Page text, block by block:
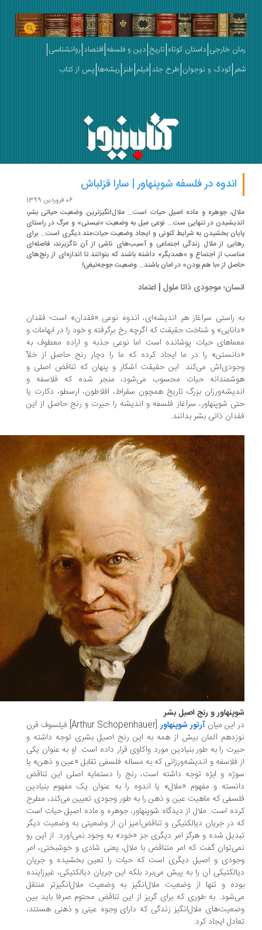
خارجی داستان کوتاه تاریخ دین و فلسفه اقتصاد روانشناسی
کودک و نوجوان طرح جلد فیلم طنز ریشه‌ها پس از کتاب
اندوه در فلسفه شوپنهاور | سارا قزلباش
جوهره و ماده اصیل حیات است... ملال‌انگیزترین وضعیت حیاتی بشر،
در تنهایی ست... نوعی میل به وضعیت «نیستی» و مرگ در راستای
بخشیدن به شرایط کنونی و ایجاد وضعیت حیات‌مند دیگری است... برای
از ملال زندگی اجتماعی و آسیب‌های ناشی از آن ناگزیرند، فاصله‌ای
از اجتماع و «همدیگر» داشته باشند که بتوانند تا اندازه‌ای از رنج‌های
از «با هم بودن» در امان باشند... وضعیت جوجه‌تیغی‌!
موجودی ذاتا ملول | اعتماد
راستی سرآغاز هر اندیشه‌ای، اندوه نوعی «فقدان» است؛ فقدان
و شناخت حقیقت که اگرچه رخ برگرفته و خود را در ابهامات و
حیات پوشانده است اما نوعی جذبه و اراده معطوف به
را در ما ایجاد کرده که ما را دچار رنج حاصل از خلأ
می‌کند. این حقیقت آشکار و پنهان که تناقض اصلی و
حیات محسوب می‌شود، منجر شده که فلاسفه و
بزرگ تاریخ همچون سقراط، افلاطون، ارسطو، دکارت یا
شوپنهاور، سرآغاز فلسفه و اندیشه را حیرت و رنج حاصل از این
ذاتی بشر بدانند.
و رنج اصیل بشر
این میانآرتور شوپنهاور
[Arthur Schopenhauer] فیلسوف قرن
آلمان بیش از همه به این رنج اصیل بشری توجه داشته و
را به‌ طور بنیادین مورد واکاوی قرار داده است. او به عنوان یکی
فلاسفه و اندیشه‌ورزانی که به مساله فلسفی تقابل «عین و ذهن» یا
و ابژه توجه داشته است، رنج را دستمایه اصلی این تناقض
و مفهوم «ملال» یا اندوه را به عنوان یک مفهوم بنیادین
که ماهیت عین و ذهن را به ‌طور وجودی تعیین می‌کند، مطرح
است. ملال از دیدگاه شوپنهاور، جوهره و ماده اصیل حیات است
در جریان دیالکتیکی و تناقض‌آمیز آن از وضعیتی به وضعیت دیگر
شده و هرگز امر دیگری جز «خود» به وجود نمی‌آورد. از این رو
گفت که امر متناقض با ملال، یعنی شادی و خوشبختی، امر
و اصیل دیگری است که حیات را تعین بخشیده و جریان
آن را به پیش می‌برد بلکه این جریان دیالکتیکی، غیرزاینده
و تنها از وضعیت ملال‌انگیز به وضعیت ملال‌انگیزتر منتقل
به ‌طوری که برای گریز از این تناقض محتوم صرفا باید بین
ملال‌انگیز زندگی که دارای وجوه عینی و ذهنی هستند،
ایجاد کرد.